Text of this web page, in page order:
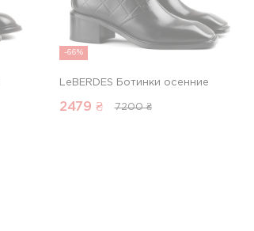
-66%
LeBERDES Ботинки осенние
2479 ₴ 7200 ₴